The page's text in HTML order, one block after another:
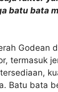
batu bata
Godean
termasuk
Batu bata